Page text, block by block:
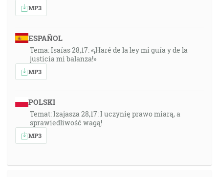
MP3
ESPAÑOL
Tema: Isaías 28,17: «¡Haré de la ley mi guía y de la
justicia mi balanza!»
MP3
POLSKI
Temat: Izajasza 28,17: I uczynię prawo miarą, a
sprawiedliwość wagą!
MP3